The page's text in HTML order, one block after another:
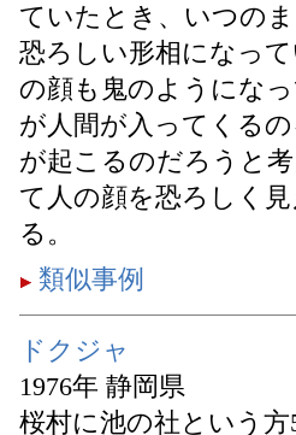
ていたとき、いつの
恐ろしい形相になっ
の顔も鬼のようにな
が人間が入ってくる
が起こるのだろうと
て人の顔を恐ろしく
る。
類似事例
ドクジャ
1976年 静岡県
桜村に池の社という